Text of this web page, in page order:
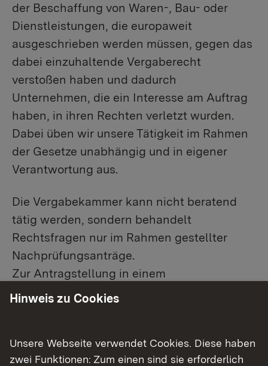
der Beschaffung von Waren-, Bau- oder
Dienstleistungen, die europaweit
ausgeschrieben werden müssen, gegen das
dabei einzuhaltende Vergaberecht
verstoßen haben und dadurch
Unternehmen, die ein Interesse am Auftrag
haben, in ihren Rechten verletzt wurden.
Dabei üben wir unsere Tätigkeit im Rahmen
der Gesetze unabhängig und in eigener
Verantwortung aus.
Die Vergabekammer kann nicht beratend
tätig werden, sondern behandelt
Rechtsfragen nur im Rahmen gestellter
Nachprüfungsanträge.
Zur Antragstellung in einem
Nachprüfungsverfahren beachten Sie bitte
Hinweis zu Cookies
Unsere Webseite verwendet Cookies. Diese haben
zwei Funktionen: Zum einen sind sie erforderlich